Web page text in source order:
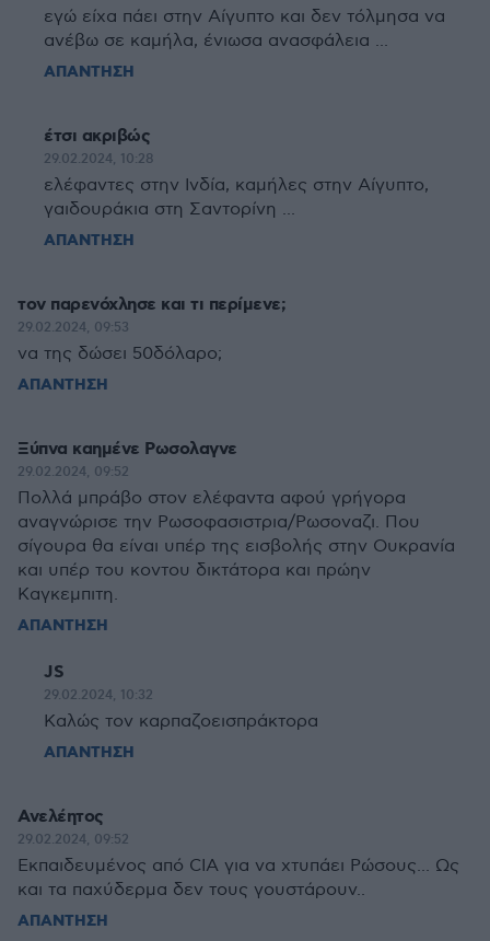
εγώ είχα πάει στην Αίγυπτο και δεν τόλμησα να
ανέβω σε καμήλα, ένιωσα ανασφάλεια ...
ΑΠΑΝΤΗΣΗ
έτσι ακριβώς
29.02.2024, 10:28
ελέφαντες στην Ινδία, καμήλες στην Αίγυπτο,
γαιδουράκια στη Σαντορίνη ...
ΑΠΑΝΤΗΣΗ
τον παρενόχλησε και τι περίμενε;
29.02.2024, 09:53
να της δώσει 50δόλαρο;
ΑΠΑΝΤΗΣΗ
Ξύπνα καημένε Ρωσολαγνε
29.02.2024, 09:52
Πολλά μπράβο στον ελέφαντα αφού γρήγορα
αναγνώρισε την Ρωσοφασιστρια/Ρωσοναζι. Που
σίγουρα θα είναι υπέρ της εισβολής στην Ουκρανία
και υπέρ του κοντου δικτάτορα και πρώην
Καγκεμπιτη.
ΑΠΑΝΤΗΣΗ
JS
29.02.2024, 10:32
Καλώς τον καρπαζοεισπράκτορα
ΑΠΑΝΤΗΣΗ
Ανελέητος
29.02.2024, 09:52
Εκπαιδευμένος από CIA για να χτυπάει Ρώσους... Ως
και τα παχύδερμα δεν τους γουστάρουν..
ΑΠΑΝΤΗΣΗ